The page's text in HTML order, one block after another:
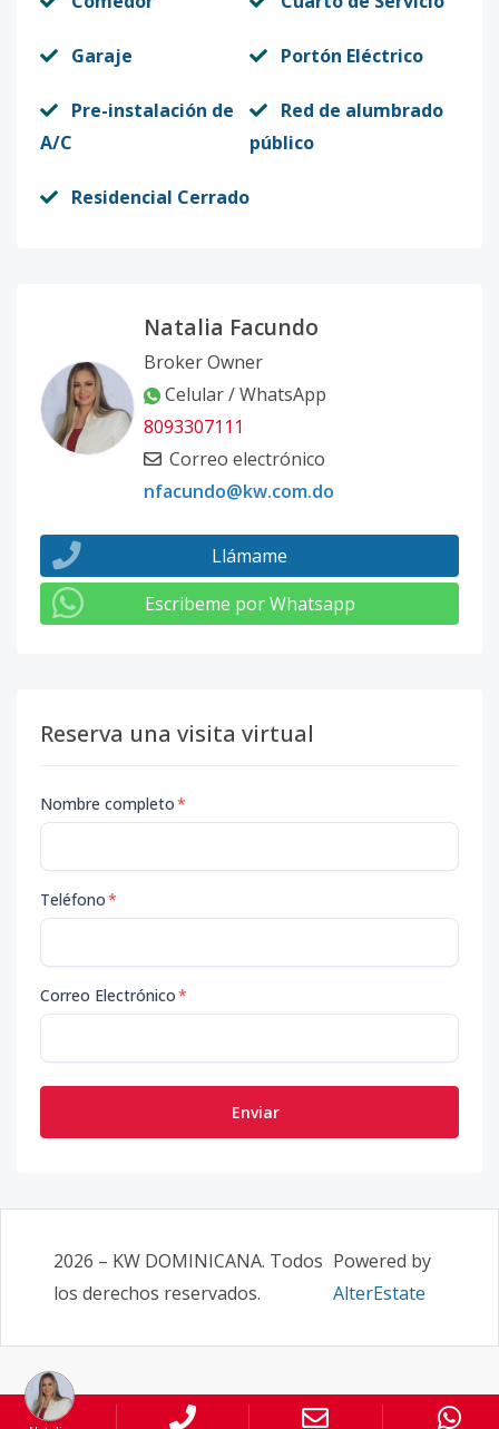
Garaje Portón Eléctrico
Pre-instalación de
A/C
Red de alumbrado
público
Residencial Cerrado
Natalia Facundo
Broker Owner
Celular / WhatsApp
8093307111
Correo electrónico
nfacundo@kw.com.do
Llámame
Escribeme por Whatsapp
Reserva una visita virtual
Nombre completo*
Teléfono*
Correo Electrónico*
Enviar
2026 – KW DOMINICANA. Todos
los derechos reservados.
Powered by
AlterEstate